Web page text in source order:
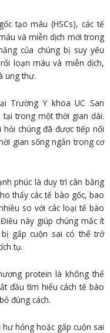
tạo máu (HSCs), các tế
và miễn dịch mới trong
của chúng bị suy yếu
loạn máu và miễn dịch,
ung thư.
Trường Y khoa UC San
tại trong một thời gian dài.
chúng đã được tiếp nối
gian sống ngắn trong cơ
phúc là duy trì cân bằng
thấy các tế bào gốc, bao
so với các loại tế bào
này giúp chúng mắc ít
gấp cuộn sai có thể trở
tụ.
protein là không thể
đầu tìm hiểu cách tế bào
đúng cách.
hỏng hoặc gấp cuộn sai